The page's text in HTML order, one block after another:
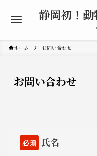
静岡初！動
ホーム お問い合わせ
お問い合わせ
必須 氏名